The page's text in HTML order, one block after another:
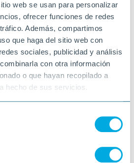
web se usan para personalizar
ofrecer funciones de redes
Además, compartimos
que haga del sitio web con
sociales, publicidad y análisis
con otra información
o que hayan recopilado a
hecho de sus servicios.